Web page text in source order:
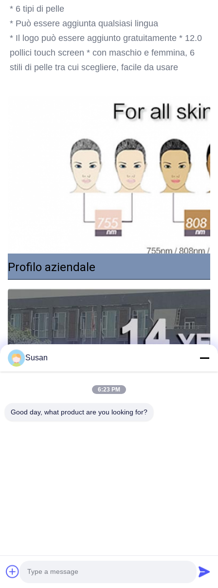
* 6 tipi di pelle
* Può essere aggiunta qualsiasi lingua
* Il logo può essere aggiunto gratuitamente * 12.0
pollici touch screen * con maschio e femmina, 6
stili di pelle tra cui scegliere, facile da usare
Profilo aziendale
Susan
6:23 PM
Good day, what product are you looking for?